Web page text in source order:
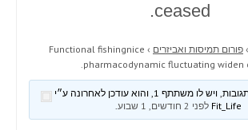
ceased.
› פורום תמיסות ואביזרים ›
Functional fishingnice
pharmacodynamic fluctuating widen
לפני 2 חודשים, 1 שבוע .